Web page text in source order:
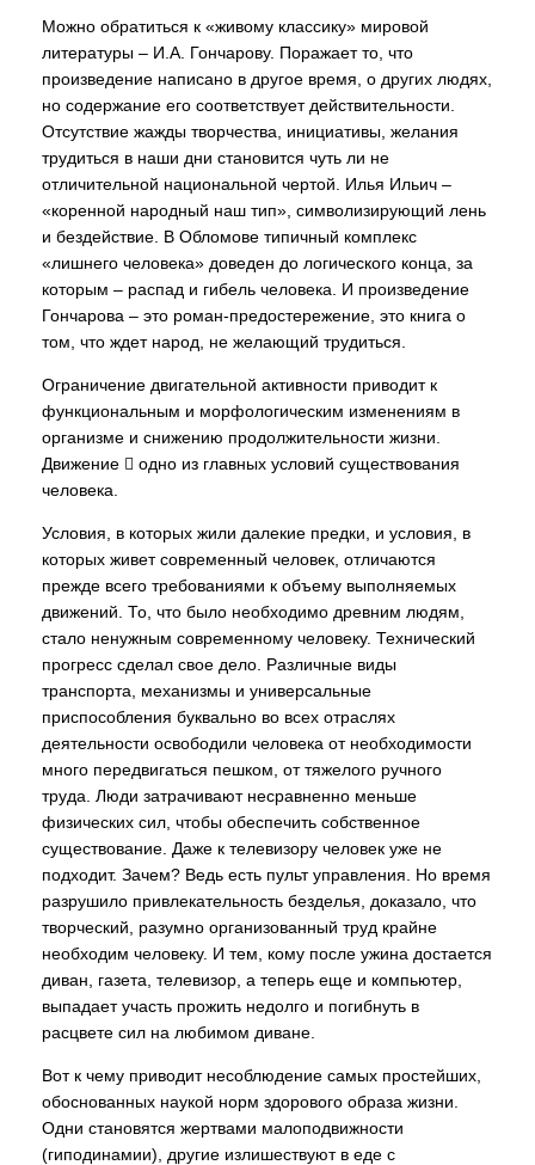
Можно обратиться к «живому классику» мировой
литературы – И.А. Гончарову. Поражает то, что
произведение написано в другое время, о других людях,
но содержание его соответствует действительности.
Отсутствие жажды творчества, инициативы, желания
трудиться в наши дни становится чуть ли не
отличительной национальной чертой. Илья Ильич –
«коренной народный наш тип», символизирующий лень
и бездействие. В Обломове типичный комплекс
«лишнего человека» доведен до логического конца, за
которым – распад и гибель человека. И произведение
Гончарова – это роман-предостережение, это книга о
том, что ждет народ, не желающий трудиться.
Ограничение двигательной активности приводит к
функциональным и морфологическим изменениям в
организме и снижению продолжительности жизни.
Движение  одно из главных условий существования
человека.
Условия, в которых жили далекие предки, и условия, в
которых живет современный человек, отличаются
прежде всего требованиями к объему выполняемых
движений. То, что было необходимо древним людям,
стало ненужным современному человеку. Технический
прогресс сделал свое дело. Различные виды
транспорта, механизмы и универсальные
приспособления буквально во всех отраслях
деятельности освободили человека от необходимости
много передвигаться пешком, от тяжелого ручного
труда. Люди затрачивают несравненно меньше
физических сил, чтобы обеспечить собственное
существование. Даже к телевизору человек уже не
подходит. Зачем? Ведь есть пульт управления. Но время
разрушило привлекательность безделья, доказало, что
творческий, разумно организованный труд крайне
необходим человеку. И тем, кому после ужина достается
диван, газета, телевизор, а теперь еще и компьютер,
выпадает участь прожить недолго и погибнуть в
расцвете сил на любимом диване.
Вот к чему приводит несоблюдение самых простейших,
обоснованных наукой норм здорового образа жизни.
Одни становятся жертвами малоподвижности
(гиподинамии), другие излишествуют в еде с